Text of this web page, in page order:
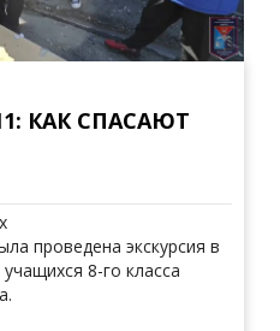
КАК СПАСАЮТ
проведена экскурсия в
8-го класса